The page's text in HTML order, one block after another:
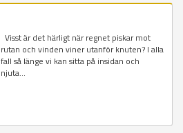
Visst är det härligt när regnet piskar mot
rutan och vinden viner utanför knuten? I alla
fall så länge vi kan sitta på insidan och
njuta...